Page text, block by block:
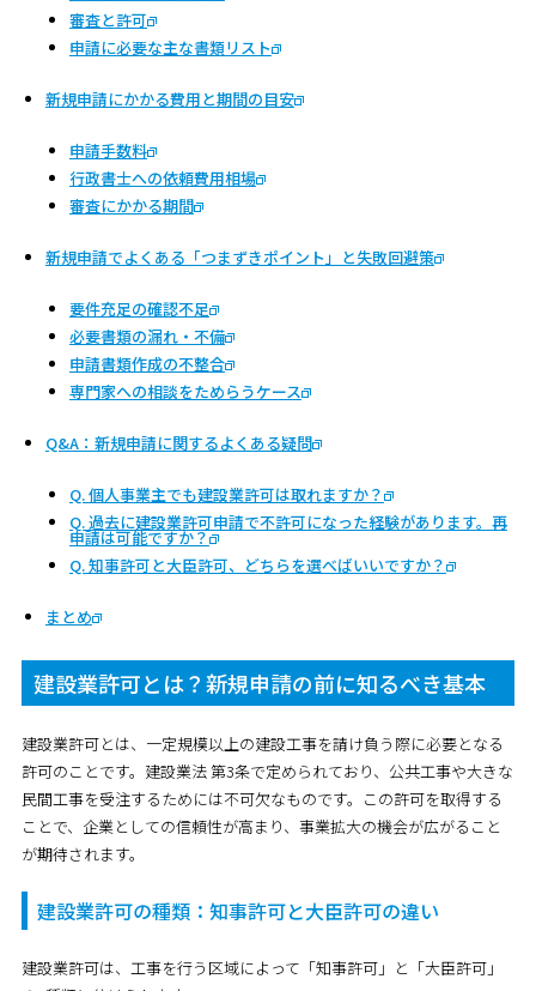
審査と許可
申請に必要な主な書類リスト
新規申請にかかる費用と期間の目安
申請手数料
行政書士への依頼費用相場
審査にかかる期間
新規申請でよくある「つまずきポイント」と失敗回避策
要件充足の確認不足
必要書類の漏れ・不備
申請書類作成の不整合
専門家への相談をためらうケース
Q&A：新規申請に関するよくある疑問
Q. 個人事業主でも建設業許可は取れますか？
Q. 過去に建設業許可申請で不許可になった経験があります。再
申請は可能ですか？
Q. 知事許可と大臣許可、どちらを選べばいいですか？
まとめ
建設業許可とは？新規申請の前に知るべき基本
建設業許可とは、一定規模以上の建設工事を請け負う際に必要となる
許可のことです。建設業法 第3条で定められており、公共工事や大きな
民間工事を受注するためには不可欠なものです。この許可を取得する
ことで、企業としての信頼性が高まり、事業拡大の機会が広がること
が期待されます。
建設業許可の種類：知事許可と大臣許可の違い
建設業許可は、工事を行う区域によって「知事許可」と「大臣許可」